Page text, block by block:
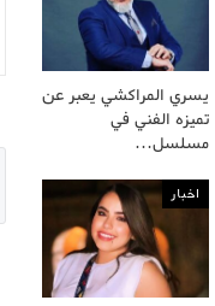
يسري المراكشي يعبر عن
تميزه الفني في
مسلسل…
اخبار